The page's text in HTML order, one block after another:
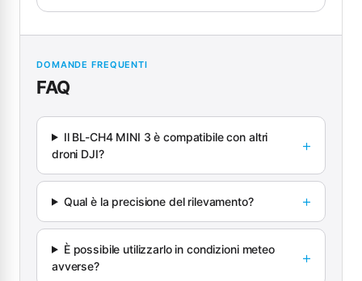
DOMANDE FREQUENTI
FAQ
Il BL-CH4 MINI 3 è compatibile con altri
droni DJI?
Qual è la precisione del rilevamento?
È possibile utilizzarlo in condizioni meteo
avverse?